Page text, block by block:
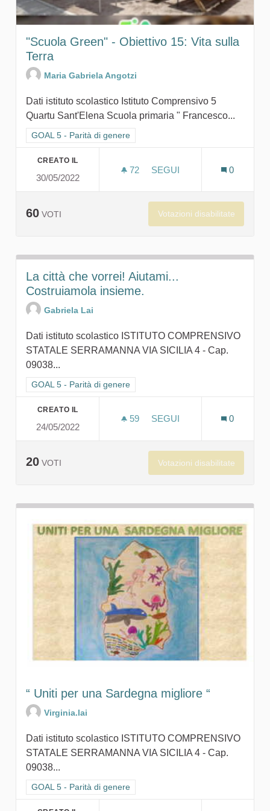
"Scuola Green" - Obiettivo 15: Vita sulla
Terra
Maria Gabriela Angotzi
Dati istituto scolastico Istituto Comprensivo 5
Quartu Sant'Elena Scuola primaria " Francesco...
Filtra i risultati per categoria: GOAL 5 - Parità di genere
GOAL 5 - Parità di genere
CREATO IL
30/05/2022
72 72 SOSTENITORI
SEGUI
0
60 VOTI Votazioni disabilitate
La città che vorrei! Aiutami...
Costruiamola insieme.
Gabriela Lai
Dati istituto scolastico ISTITUTO COMPRENSIVO
STATALE SERRAMANNA VIA SICILIA 4 - Cap.
09038...
Filtra i risultati per categoria: GOAL 5 - Parità di genere
GOAL 5 - Parità di genere
CREATO IL
24/05/2022
59 59 SOSTENITORI
SEGUI
0
20 VOTI Votazioni disabilitate
“ Uniti per una Sardegna migliore “
Virginia.lai
Dati istituto scolastico ISTITUTO COMPRENSIVO
STATALE SERRAMANNA VIA SICILIA 4 - Cap.
09038...
Filtra i risultati per categoria: GOAL 5 - Parità di genere
GOAL 5 - Parità di genere